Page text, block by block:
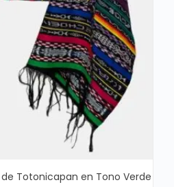
Totonicapan en Tono Verde